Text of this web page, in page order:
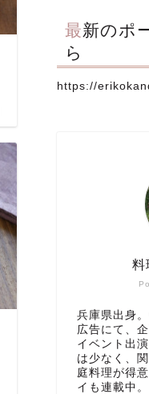
最新のポートフォリオはこち
ら
https://
料
兵庫県出身
広告にて、
イベント出
は少なく、
庭料理が得
イも連載中。